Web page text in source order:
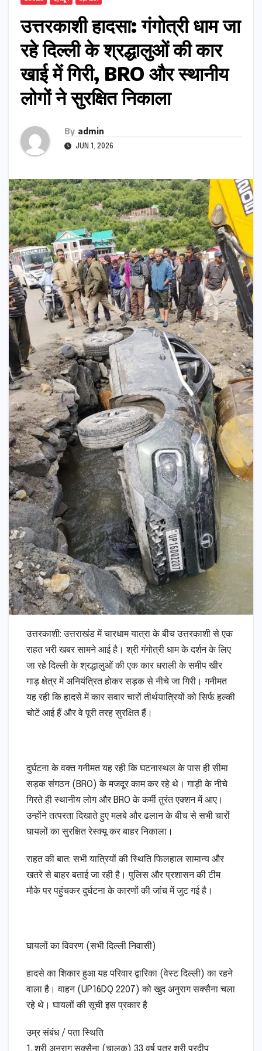
उत्तरकाशी हादसा: गंगोत्री धाम जा
रहे दिल्ली के श्रद्धालुओं की कार
खाई में गिरी, BRO और स्थानीय
लोगों ने सुरक्षित निकाला
By admin
JUN 1, 2026
उत्तरकाशी: उत्तराखंड में चारधाम यात्रा के बीच उत्तरकाशी से एक
राहत भरी खबर सामने आई है। श्री गंगोत्री धाम के दर्शन के लिए
जा रहे दिल्ली के श्रद्धालुओं की एक कार धराली के समीप खीर
गाड़ क्षेत्र में अनियंत्रित होकर सड़क से नीचे जा गिरी। गनीमत
यह रही कि हादसे में कार सवार चारों तीर्थयात्रियों को सिर्फ हल्की
चोटें आई हैं और वे पूरी तरह सुरक्षित हैं।
​दुर्घटना के वक्त गनीमत यह रही कि घटनास्थल के पास ही सीमा
सड़क संगठन (BRO) के मजदूर काम कर रहे थे। गाड़ी के नीचे
गिरते ही स्थानीय लोग और BRO के कर्मी तुरंत एक्शन में आए।
उन्होंने तत्परता दिखाते हुए मलबे और ढलान के बीच से सभी चारों
घायलों का सुरक्षित रेस्क्यू कर बाहर निकाला।
​राहत की बात: सभी यात्रियों की स्थिति फिलहाल सामान्य और
खतरे से बाहर बताई जा रही है। पुलिस और प्रशासन की टीम
मौके पर पहुंचकर दुर्घटना के कारणों की जांच में जुट गई है।
​घायलों का विवरण (सभी दिल्ली निवासी)
​हादसे का शिकार हुआ यह परिवार द्वारिका (वेस्ट दिल्ली) का रहने
वाला है। वाहन (UP16DQ 2207) को खुद अनुराग सक्सैना चला
रहे थे। घायलों की सूची इस प्रकार है
उम्र संबंध / पता स्थिति
1. श्री अनुराग सक्सैना (चालक) 33 वर्ष पुत्र श्री प्रदीप